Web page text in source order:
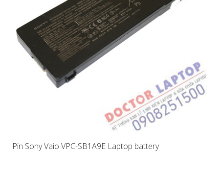
Pin Sony Vaio VPC-SB1A9E Laptop battery